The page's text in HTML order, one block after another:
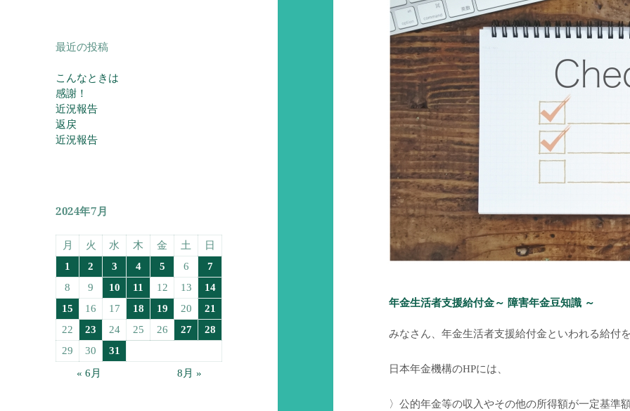
最近の投稿
こんなときは
感謝！
近況報告
返戻
近況報告
2024年7月
月 火 水 木 金 土
日
1
2 3 4 5 6
7
8
9 10 11 12 13
14
15
16 17 18 19 20
21
22
23 24 25 26 27
28
29
30
31
« 6月
8月 »
年金生活者支援給付金～ 障害年金豆知識 ～
みなさん、年金生活者支援給付金といわれる給付
日本年金機構のHPには、
〉公的年金等の収入やその他の所得額が一定基準